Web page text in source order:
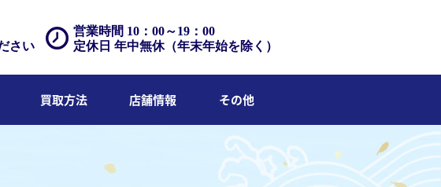
営業時間 10：00～19：00
定休日 年中無休（年末年始を除く）
さい
買取方法 店舗情報 その他